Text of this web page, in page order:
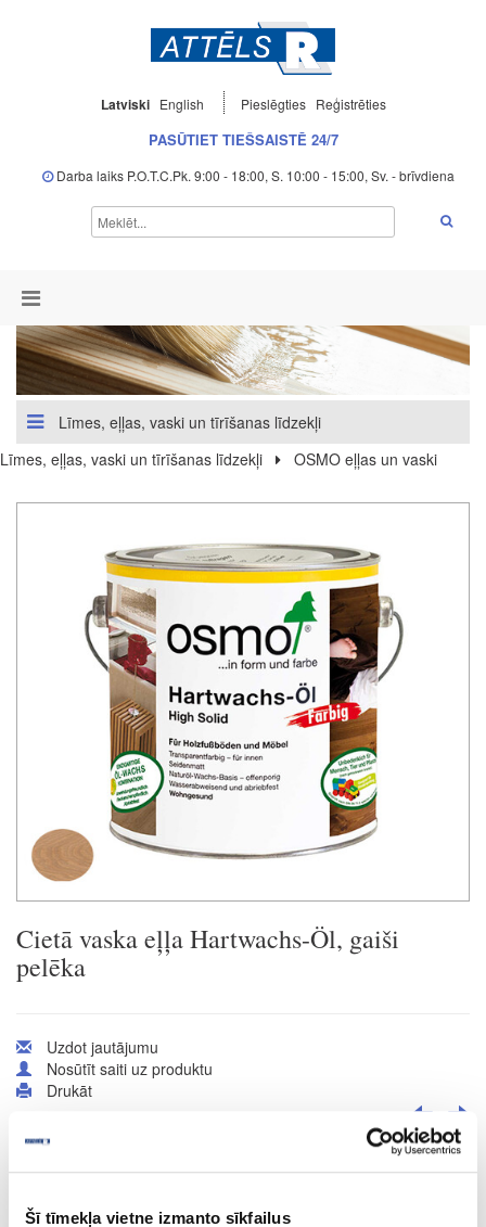
Šī tīmekļa vietne izmanto sīkfailus
Latviski English Pieslēgties Reģistrēties
PASŪTIET TIEŠSAISTĒ 24/7
Darba laiks P.O.T.C.Pk. 9:00 - 18:00, S. 10:00 - 15:00, Sv. - brīvdiena
Līmes, eļļas, vaski un tīrīšanas līdzekļi
Līmes, eļļas, vaski un tīrīšanas līdzekļi
OSMO eļļas un vaski
Cietā vaska eļļa Hartwachs-Öl, gaiši
pelēka
Uzdot jautājumu
Nosūtīt saiti uz produktu
Drukāt